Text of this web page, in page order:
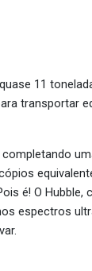
11
transportar
é! O Hubble,
espectros